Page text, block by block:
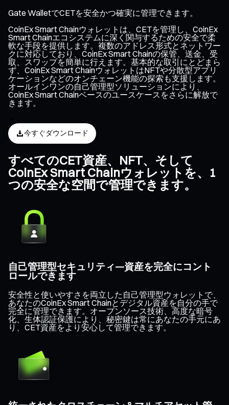
Gate WalletでCETを安全かつ確実に管理できます。
CoinEx Smart Chainウォレットは、CETを管理し、CoinEx
Smart Chainエコシステムに深く関与するための安全で柔
軟な手段を提供します。複数のアドレス形式とネットワー
クに対応しており、CoinEx Smart Chainの保管、送金、受
取、スワップを簡単に行えます。基本的な取引にとどまら
ず、CoinEx Smart ChainウォレットはNFTや分散型アプリ
ケーションなどのオンチェーン機能の探索も支援します。
オールインワンの自己管理型ソリューションにより、
CoinEx Smart Chainベースのユースケースをさらに解放で
きます。
今すぐダウンロード
すべてのCET資産、NFT、そして
CoinEx Smart Chainウォレットを、1
つの安全な空間で管理できます。
自己管理型セキュリティ—資産を完全にコント
ロールできます
安全性と使いやすさを両立した自己管理型ウォレットで、
あなたのCoinEx Smart Chainとデジタル資産を自分の手で
完全に管理できます。オープンソース技術、高度な暗号
化、生体認証保護により、秘密鍵は常にあなたの手元にあ
り、CET資産をより安心して管理できます。